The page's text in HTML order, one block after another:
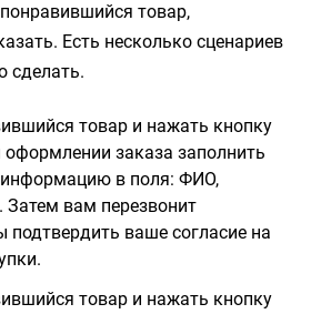
товар,
Есть несколько сценариев
сделать.
товар и нажать кнопку
оформлении заказа заполнить
в поля: ФИО,
Затем вам перезвонит
подтвердить ваше согласие на
товар и нажать кнопку